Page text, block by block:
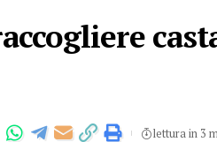
lettura in 3